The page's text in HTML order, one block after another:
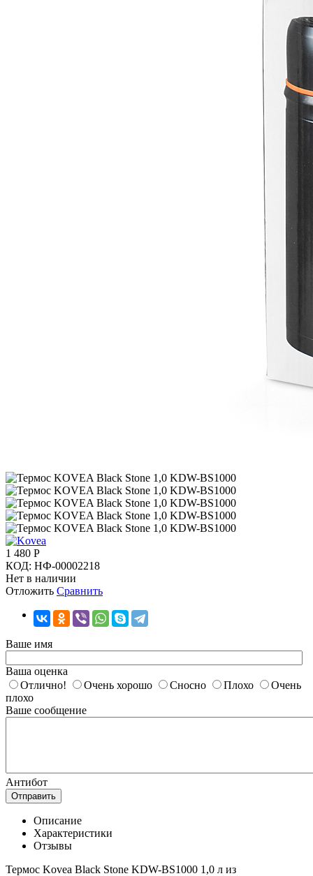
1 480 Р
КОД: НФ-00002218
Нет в наличии
Отложить Сравнить
Ваше имя
Ваша оценка
Отлично!
Очень хорошо Сносно Плохо
Очень
плохо
Ваше сообщение
Антибот
Отправить
Описание
Характеристики
Отзывы
Термос Kovea Black Stone KDW-BS1000 1,0 л из